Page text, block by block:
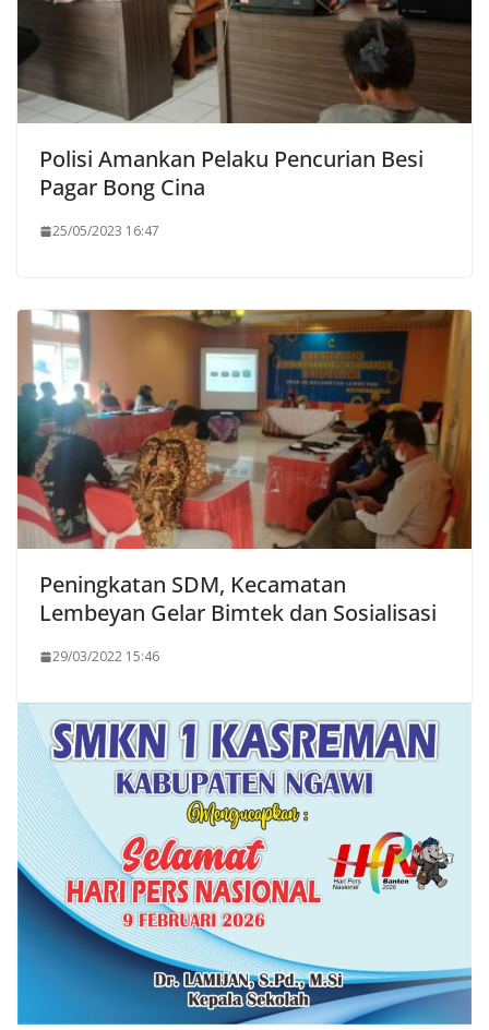
Polisi Amankan Pelaku Pencurian Besi
Pagar Bong Cina
25/05/2023 16:47
Peningkatan SDM, Kecamatan
Lembeyan Gelar Bimtek dan Sosialisasi
29/03/2022 15:46